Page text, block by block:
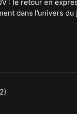
: le retour en
dans l’univers du